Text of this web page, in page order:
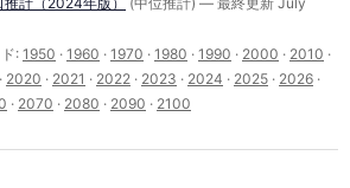
: 1950 · 1960 · 1970 · 1980 · 1990 · 2000 · 2010 ·
· 2020 · 2021 · 2022 · 2023 · 2024 · 2025 · 2026 ·
· 2070 · 2080 · 2090 · 2100